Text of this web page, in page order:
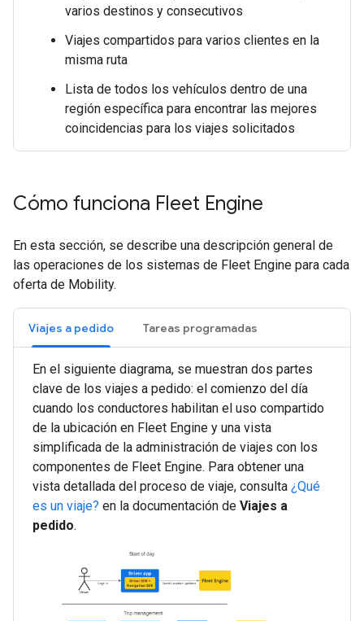
varios destinos y consecutivos
Viajes compartidos para varios clientes en la
misma ruta
Lista de todos los vehículos dentro de una
región específica para encontrar las mejores
coincidencias para los viajes solicitados
Cómo funciona Fleet Engine
En esta sección, se describe una descripción general de
las operaciones de los sistemas de Fleet Engine para cada
oferta de Mobility.
Viajes a pedido Tareas programadas
En el siguiente diagrama, se muestran dos partes
clave de los viajes a pedido: el comienzo del día
cuando los conductores habilitan el uso compartido
de la ubicación en Fleet Engine y una vista
simplificada de la administración de viajes con los
componentes de Fleet Engine. Para obtener una
vista detallada del proceso de viaje, consulta ¿Qué
es un viaje? en la documentación de Viajes a
pedido.